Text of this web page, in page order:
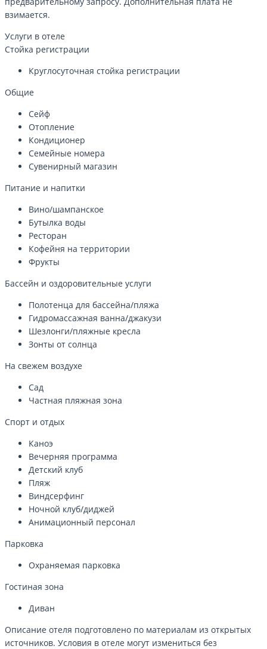
взимается.
Услуги в отеле
Стойка регистрации
Круглосуточная стойка регистрации
Общие
Сейф
Отопление
Кондиционер
Семейные номера
Сувенирный магазин
Питание и напитки
Вино/шампанское
Бутылка воды
Ресторан
Кофейня на территории
Фрукты
Бассейн и оздоровительные услуги
Полотенца для бассейна/пляжа
Гидромассажная ванна/джакузи
Шезлонги/пляжные кресла
Зонты от солнца
На свежем воздухе
Сад
Частная пляжная зона
Спорт и отдых
Каноэ
Вечерняя программа
Детский клуб
Пляж
Виндсерфинг
Ночной клуб/диджей
Анимационный персонал
Парковка
Охраняемая парковка
Гостиная зона
Диван
Описание отеля подготовлено по материалам из открытых
источников. Условия в отеле могут измениться без